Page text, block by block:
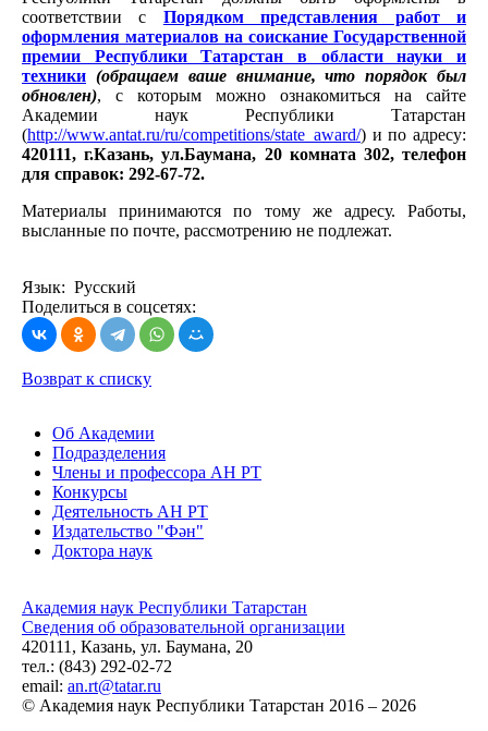
соответствии с Порядком представления работ и
оформления материалов на соискание Государственной
премии Республики Татарстан в области науки и
техники (обращаем ваше внимание, что порядок был
обновлен), с которым можно ознакомиться на сайте
Академии наук Республики Татарстан
(http://www.antat.ru/ru/competitions/state_award/) и по адресу:
420111, г.Казань, ул.Баумана, 20 комната 302, телефон
для справок: 292-67-72.
Материалы принимаются по тому же адресу. Работы,
высланные по почте, рассмотрению не подлежат.
Язык: Русский
Поделиться в соцсетях:
Возврат к списку
Об Академии
Подразделения
Члены и профессора АН РТ
Конкурсы
Деятельность АН РТ
Издательство "Фән"
Доктора наук
Академия наук Республики Татарстан
Сведения об образовательной организации
420111, Казань, ул. Баумана, 20
тел.: (843) 292-02-72
email: an.rt@tatar.ru
© Академия наук Республики Татарстан 2016 – 2026